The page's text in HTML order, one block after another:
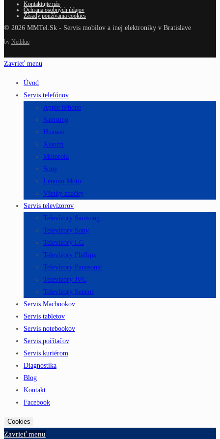
Kontaktujte nás
Ochrana osobných údajov
Zásady používania cookies
© 2026 MMTel.Sk - Servis mobilov a inej elektroniky v Bratislave
by Netblue
Zavrieť menu
Úvod
Servis telefónov
Apple iPhone
Samsung
Huawei
Xiaomi
Motorola
Sony
Lenovo Moto
Všetky značky
Servis televízorov
Televízory Samsung
Televízory Sony
Televízory LG
Televízory Phillips
Televízory Panasonic
Televízory JVC
Televízory Sencor
Servis Macbookov
Servis tabletov
Servis notebookov
Servis počítačov
Servis kuriérom
Diagnostika
Blog
Kontakt
Facebook
Cookies
Zavrieť menu